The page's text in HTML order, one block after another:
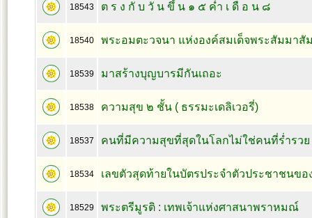
18543 ต ร ง กั บ วั น ขึ้ น ๑ ๕ ค่ำ เ ดื อ น ๘
18540 พระอมตะวจนา แห่งองค์สมเด็จพระสัมมาสั
18539 มาสร้างบุญบารมีกันเถอะ
18538 ความสุข ๒ ชั้น ( ธรรมะเดลิเวอรี่)
18537 คนที่มีความสุขที่สุดในโลกไม่ใช่คนที่ร่ำรวย
18534 เลขตัวสุดท้ายในบัตรประจำตัวประชาชนข
18529 พระตรีมูรติ : เทพเจ้าแห่งศาสนาพราหมณ์